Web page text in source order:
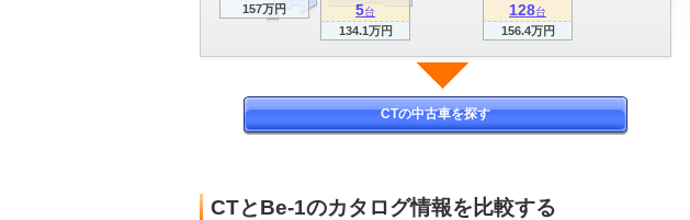
128台
156.4万円
157万円 5台
134.1万円
CTの中古車を探す
CTとBe-1のカタログ情報を比較する